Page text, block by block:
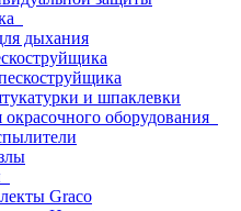
дыхания
и шпаклевки
оборудования
Graco